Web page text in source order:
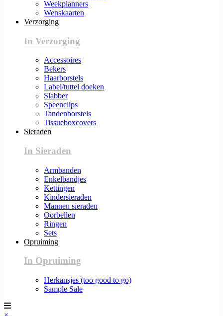
Weekplanners
Wenskaarten
Verzorging
In Verzorging
Accessoires
Bekers
Haarborstels
Label/tuttel doeken
Slabber
Speenclips
Tandenborstels
Tissueboxcovers
Sieraden
In Sieraden
Armbanden
Enkelbandjes
Kettingen
Kindersieraden
Mannen sieraden
Oorbellen
Ringen
Sets
Opruiming
In Opruiming
Herkansjes (too good to go)
Sample Sale